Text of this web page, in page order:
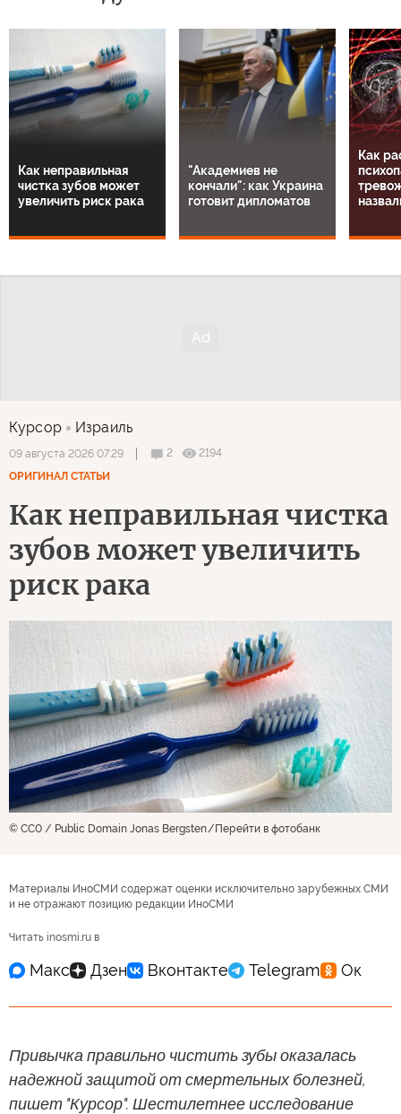
Как неправильная
чистка зубов может
увеличить риск рака
"Академиев не
кончали": как Украина
готовит дипломатов
Как
Курсор Израиль
09 августа 2026 07:29 2
2194
ОРИГИНАЛ СТАТЬИ
Как неправильная чистка
зубов может увеличить
риск рака
© CC0 / Public Domain Jonas Bergsten Перейти в фотобанк
Материалы ИноСМИ содержат оценки исключительно зарубежных СМИ
и не отражают позицию редакции ИноСМИ
Читать inosmi.ru в
Привычка правильно чистить зубы оказалась
надежной защитой от смертельных болезней,
пишет "Курсор". Шестилетнее исследование